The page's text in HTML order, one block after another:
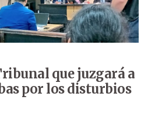
que juzgará a
por los disturbios